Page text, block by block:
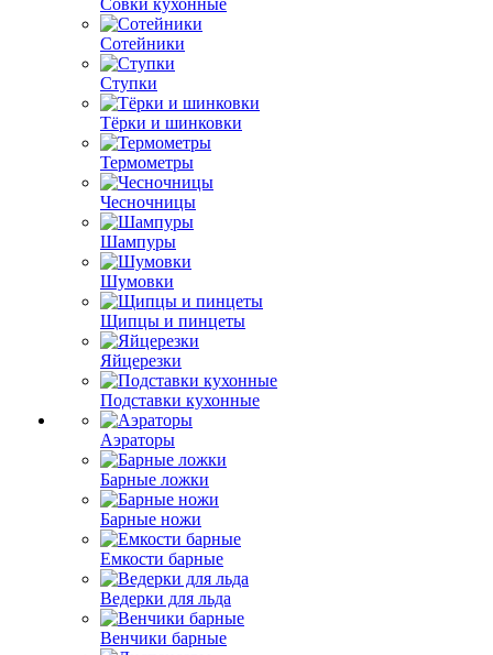
Совки кухонные
Сотейники
Ступки
Тёрки и шинковки
Термометры
Чесночницы
Шампуры
Шумовки
Щипцы и пинцеты
Яйцерезки
Подставки кухонные
Аэраторы
Барные ложки
Барные ножи
Емкости барные
Ведерки для льда
Венчики барные